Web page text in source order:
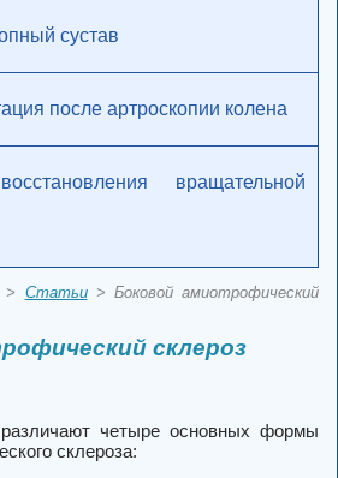
сустав
после артроскопии колена
вращательной
> Статьи> Боковой амиотрофический
склероз
четыре основных формы
склероза: